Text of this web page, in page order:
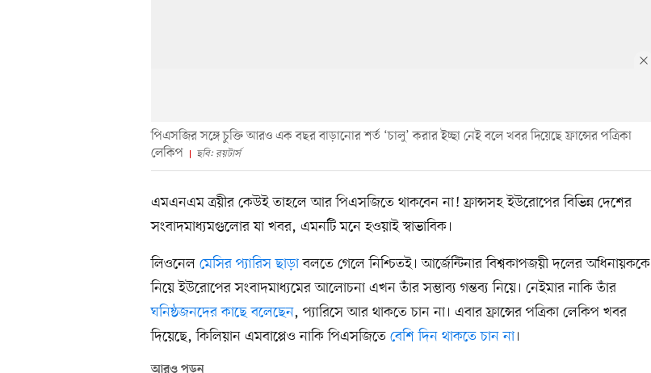
পিএসজির সঙ্গে চুক্তি আরও এক বছর বাড়ানোর শর্ত ‘চালু’ করার ইচ্ছা নেই বলে খবর দিয়েছে ফ্রান্সের পত্রিকা
লেকিপ
ছবি: রয়টার্স
এমএনএম ত্রয়ীর কেউই তাহলে আর পিএসজিতে থাকবেন না! ফ্রান্সসহ ইউরোপের বিভিন্ন দেশের
সংবাদমাধ্যমগুলোর যা খবর, এমনটি মনে হওয়াই স্বাভাবিক।
লিওনেল মেসির প্যারিস ছাড়াবলতে গেলে নিশ্চিতই। আর্জেন্টিনার বিশ্বকাপজয়ী দলের অধিনায়ককে
নিয়ে ইউরোপের সংবাদমাধ্যমের আলোচনা এখন তাঁর সম্ভাব্য গন্তব্য নিয়ে। নেইমার নাকি তাঁর
ঘনিষ্ঠজনদের কাছে বলেছেন, প্যারিসে আর থাকতে চান না। এবার ফ্রান্সের পত্রিকা লেকিপ খবর
দিয়েছে, কিলিয়ান এমবাপ্পেও নাকি পিএসজিতে বেশি দিন থাকতে চান না।
আরও পড়ুন